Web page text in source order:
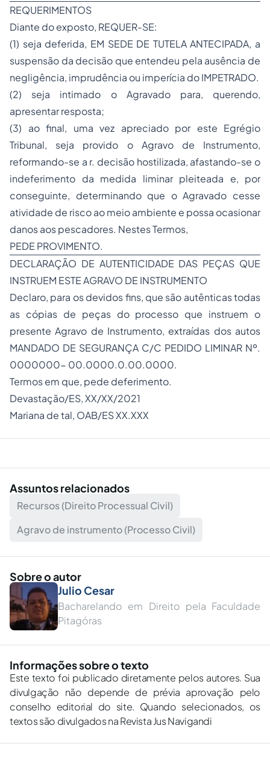
REQUERIMENTOS
Diante do exposto, REQUER-SE:
(1) seja deferida, EM SEDE DE TUTELA ANTECIPADA, a
suspensão da decisão que entendeu pela ausência de
negligência, imprudência ou imperícia do IMPETRADO.
(2) seja intimado o Agravado para, querendo,
apresentar resposta;
(3) ao final, uma vez apreciado por este Egrégio
Tribunal, seja provido o Agravo de Instrumento,
reformando-se a r. decisão hostilizada, afastando-se o
indeferimento da medida liminar pleiteada e, por
conseguinte, determinando que o Agravado cesse
atividade de risco ao meio ambiente e possa ocasionar
danos aos pescadores. Nestes Termos,
PEDE PROVIMENTO.
DECLARAÇÃO DE AUTENTICIDADE DAS PEÇAS QUE
INSTRUEM ESTE AGRAVO DE INSTRUMENTO
Declaro, para os devidos fins, que são autênticas todas
as cópias de peças do processo que instruem o
presente Agravo de Instrumento, extraídas dos autos
MANDADO DE SEGURANÇA C/C PEDIDO LIMINAR Nº.
0000000- 00.0000.0.00.0000.
Termos em que, pede deferimento.
Devastação/ES, XX/XX/2021
Mariana de tal, OAB/ES XX.XXX
Assuntos relacionados
Recursos (Direito Processual Civil)
Agravo de instrumento (Processo Civil)
Sobre o autor
Julio Cesar
Bacharelando em Direito pela Faculdade
Pitagóras
Informações sobre o texto
Este texto foi publicado diretamente pelos autores. Sua
divulgação não depende de prévia aprovação pelo
conselho editorial do site. Quando selecionados, os
textos são divulgados na Revista Jus Navigandi